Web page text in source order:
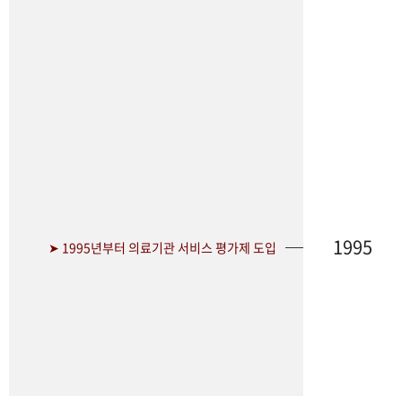
➤ 1995년부터 의료기관 서비스 평가제 도입 1995